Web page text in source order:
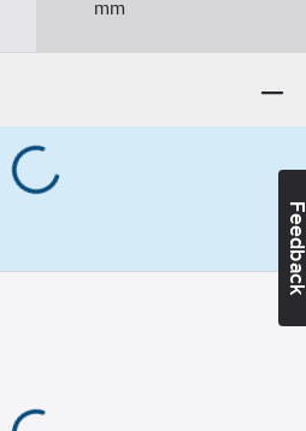
mm
Material
anslutning 1: